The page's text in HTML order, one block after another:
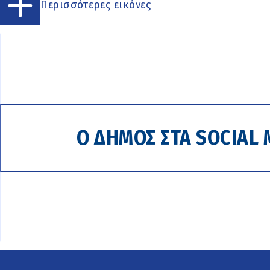
Περισσότερες εικόνες
Ο ΔΗΜΟΣ ΣΤΑ SOCIAL